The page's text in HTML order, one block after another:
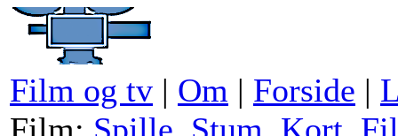
Film og tv | Om | Forside |